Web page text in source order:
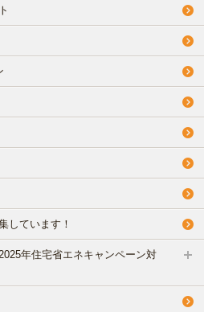
しています！
年住宅省エネキャンペーン対